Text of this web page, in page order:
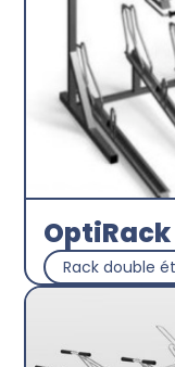
OptiRack
Rack double